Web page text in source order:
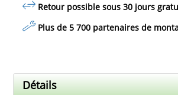
Retour possible sous 30 jours
Plus de 5 700 partenaires de
Détails